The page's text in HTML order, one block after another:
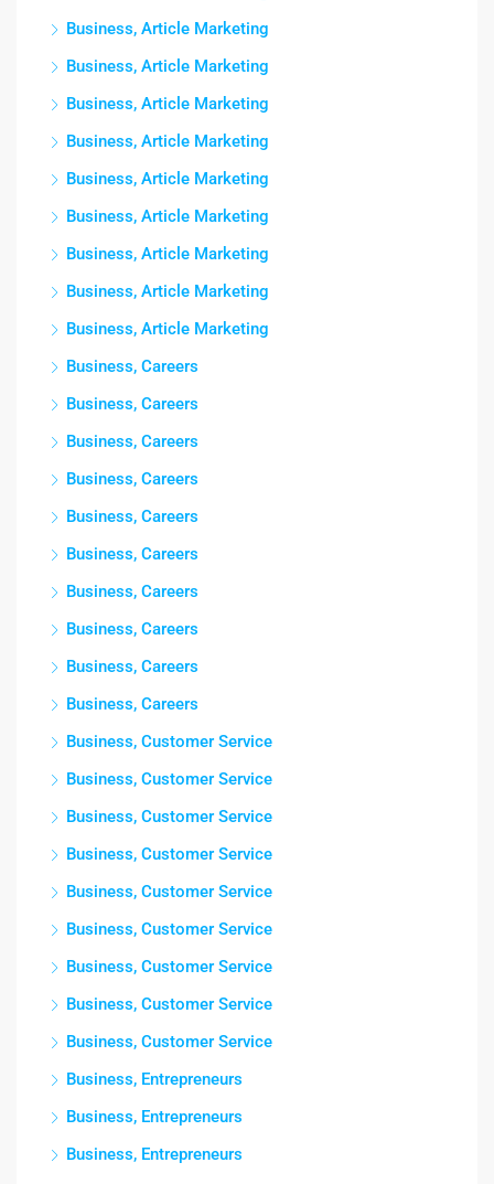
Business, Article Marketing
Business, Article Marketing
Business, Article Marketing
Business, Article Marketing
Business, Article Marketing
Business, Article Marketing
Business, Article Marketing
Business, Article Marketing
Business, Article Marketing
Business, Careers
Business, Careers
Business, Careers
Business, Careers
Business, Careers
Business, Careers
Business, Careers
Business, Careers
Business, Careers
Business, Careers
Business, Customer Service
Business, Customer Service
Business, Customer Service
Business, Customer Service
Business, Customer Service
Business, Customer Service
Business, Customer Service
Business, Customer Service
Business, Customer Service
Business, Entrepreneurs
Business, Entrepreneurs
Business, Entrepreneurs